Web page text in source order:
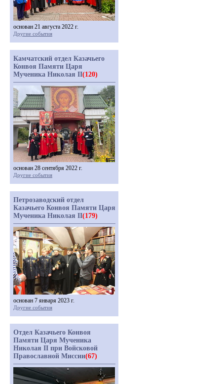
основан 21 августа 2022 г.
Другие события
Камчатский отдел Казачьего
Конвоя Памяти Царя
Мученика Николая II(120)
основан 28 сентября 2022 г.
Другие события
Петрозаводский отдел
Казачьего Конвоя Памяти Царя
Мученика Николая II(179)
основан 7 января 2023 г.
Другие события
Отдел Казачьего Конвоя
Памяти Царя Мученика
Николая II при Войсковой
Православной Миссии(67)